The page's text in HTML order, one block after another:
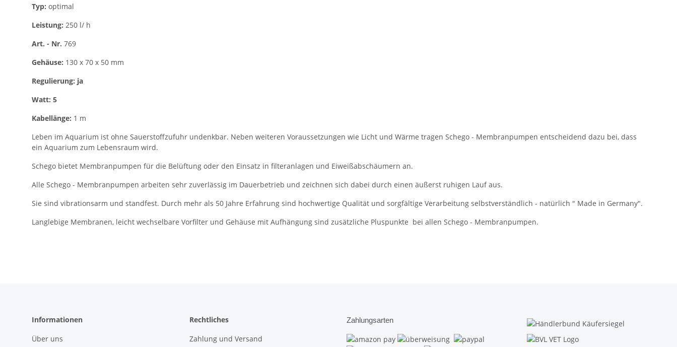
Typ: optimal
Leistung: 250 l/ h
Art. - Nr. 769
Gehäuse: 130 x 70 x 50 mm
Regulierung: ja
Watt: 5
Kabellänge: 1 m
Leben im Aquarium ist ohne Sauerstoffzufuhr undenkbar. Neben weiteren Voraussetzungen wie Licht und Wärme tragen Schego - Membranpumpen entscheidend dazu bei, dass
ein Aquarium zum Lebensraum wird.
Schego bietet Membranpumpen für die Belüftung oder den Einsatz in filteranlagen und Eiweißabschäumern an.
Alle Schego - Membranpumpen arbeiten sehr zuverlässig im Dauerbetrieb und zeichnen sich dabei durch einen äußerst ruhigen Lauf aus.
Sie sind vibrationsarm und standfest. Durch mehr als 50 Jahre Erfahrung sind hochwertige Qualität und sorgfältige Verarbeitung selbstverständlich - natürlich " Made in Germany".
Langlebige Membranen, leicht wechselbare Vorfilter und Gehäuse mit Aufhängung sind zusätzliche Pluspunkte bei allen Schego - Membranpumpen.
Informationen
Über uns
Rechtliches
Zahlung und Versand
Zahlungsarten